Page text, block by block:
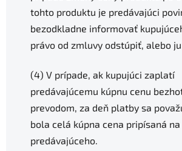
tohto produktu je predávajúci
bezodkladne informovať
právo od zmluvy odstúpiť, alebo
(4) V prípade, ak kupujúci zaplatí
predávajúcemu kúpnu cenu
prevodom, za deň platby sa
bola celá kúpna cena pripísaná
predávajúceho.